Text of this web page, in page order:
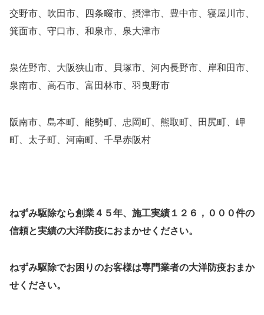
交野市、吹田市、四条畷市、摂津市、豊中市、寝屋川市、
箕面市、守口市、和泉市、泉大津市
泉佐野市、大阪狭山市、貝塚市、河内長野市、岸和田市、
泉南市、高石市、富田林市、羽曳野市
阪南市、島本町、能勢町、忠岡町、熊取町、田尻町、岬
町、太子町、河南町、千早赤阪村
ねずみ駆除なら創業４５年、施工実績１２６，０００件の
信頼と実績の大洋防疫におまかせください。
ねずみ駆除でお困りのお客様は専門業者の大洋防疫おまか
せください。